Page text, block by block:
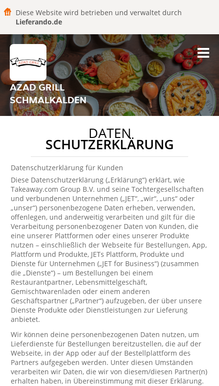
Diese Website wird betrieben und verwaltet durch
Lieferando.de
AZAD GRILL
SCHMALKALDEN
DATEN
SCHUTZERKLÄRUNG
Datenschutzerklärung für Kunden
Diese Datenschutzerklärung („Erklärung“) erklärt, wie
Takeaway.com Group B.V. und seine Tochtergesellschaften
und verbundenen Unternehmen („JET“, „wir“, „uns“ oder
„unser“) personenbezogene Daten erheben, verwenden,
offenlegen, und anderweitig verarbeiten und gilt für die
Verarbeitung personenbezogener Daten von Kunden, die
eine unserer Plattformen oder eines unserer Produkte
nutzen – einschließlich der Webseite für Bestellungen, App,
Plattform und Produkte, JETs Plattform, Produkte und
Dienste für Unternehmen („JET for Business“) (zusammen
die „Dienste“) – um Bestellungen bei einem
Restaurantpartner, Lebensmittelgeschäft,
Gemischtwarenladen oder einem anderen
Geschäftspartner („Partner“) aufzugeben, der über unsere
Dienste Produkte oder Dienstleistungen zur Lieferung
anbietet.
Wir können deine personenbezogenen Daten nutzen, um
Lieferdienste für Bestellungen bereitzustellen, die auf der
Webseite, in der App oder auf der Bestellplattform des
Partners aufgegeben werden. Unter diesen Umständen
verarbeiten wir Daten, die wir von diesem/diesen Partner(n)
erhalten haben, in Übereinstimmung mit dieser Erklärung.